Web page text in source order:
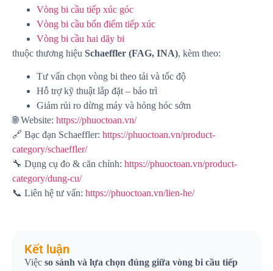
Vòng bi cầu tiếp xúc góc
Vòng bi cầu bốn điểm tiếp xúc
Vòng bi cầu hai dãy bi
thuộc thương hiệu Schaeffler (FAG, INA), kèm theo:
Tư vấn chọn vòng bi theo tải và tốc độ
Hỗ trợ kỹ thuật lắp đặt – bảo trì
Giảm rủi ro dừng máy và hỏng hóc sớm
🌐 Website: https://phuoctoan.vn/
🔗 Bạc đạn Schaeffler: https://phuoctoan.vn/product-
category/schaeffler/
🔧 Dụng cụ đo & căn chỉnh: https://phuoctoan.vn/product-
category/dung-cu/
📞 Liên hệ tư vấn: https://phuoctoan.vn/lien-he/
Kết luận
Việc so sánh và lựa chọn đúng giữa vòng bi cầu tiếp